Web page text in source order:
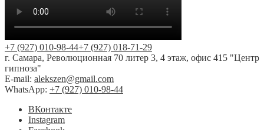
+7 (927) 010-98-44+7 (927) 018-71-29
г. Самара, Революционная 70 литер 3, 4 этаж, офис 415 "Центр
гипноза"
E-mail: alekszen@gmail.com
WhatsApp: +7 (927) 010-98-44
BКонтакте
Instagram